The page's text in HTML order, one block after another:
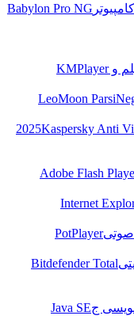
Babylon Pro NG
وKMPlayer
LeoMoon
Kaspersky Anti
Adobe Flash
Internet
صوتیPotPlayer
Bitdefender Total
جJava SE